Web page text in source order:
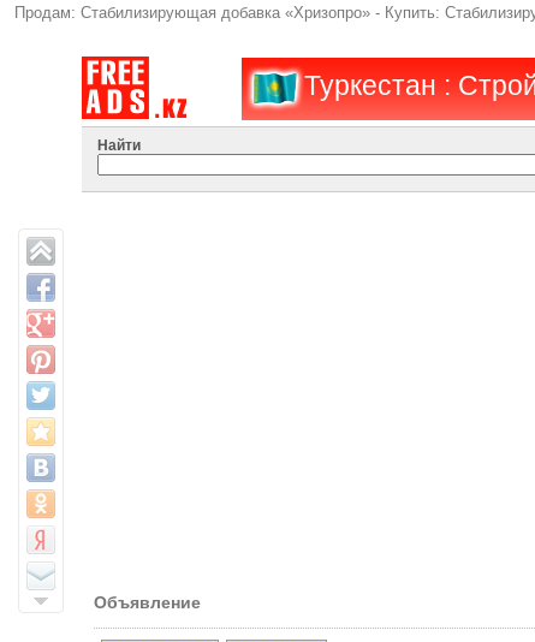
Продам: Стабилизирующая добавка «Хризопро» - Купить:
Туркестан :
Найти
Объявление